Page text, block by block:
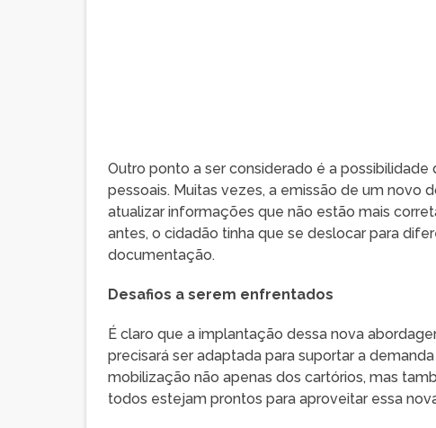
Outro ponto a ser considerado é a
pessoais. Muitas vezes, a emissão de um novo
atualizar informações que não estão mais
antes, o cidadão tinha que se deslocar para
documentação.
Desafios a serem enfrentados
É claro que a implantação dessa nova
precisará ser adaptada para suportar a
mobilização não apenas dos cartórios, mas
todos estejam prontos para aproveitar essa